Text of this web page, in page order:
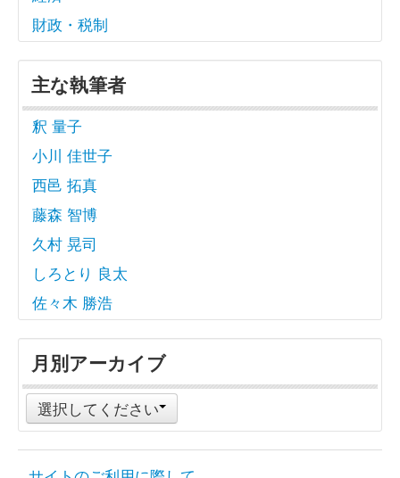
財政・税制
主な執筆者
釈 量子
小川 佳世子
西邑 拓真
藤森 智博
久村 晃司
しろとり 良太
佐々木 勝浩
月別アーカイブ
選択してください